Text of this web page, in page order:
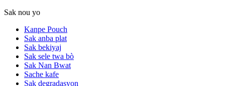
Sak nou yo
Kanpe Pouch
Sak anba plat
Sak bekiyaj
Sak sele twa bò
Sak Nan Bwat
Sache kafe
Sak degradasyon